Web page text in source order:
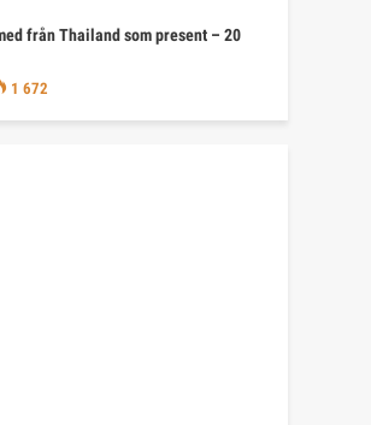
från Thailand som present – 20
1 672